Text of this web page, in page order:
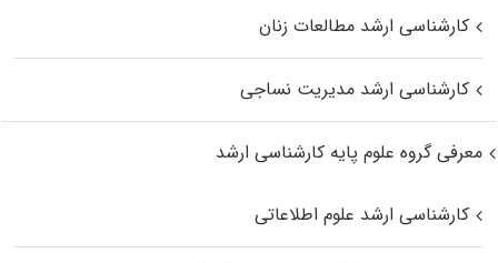
کارشناسی ارشد مطالعات زنان
کارشناسی ارشد مدیریت نساجی
معرفی گروه علوم پایه کارشناسی ارشد
کارشناسی ارشد علوم اطلاعاتی